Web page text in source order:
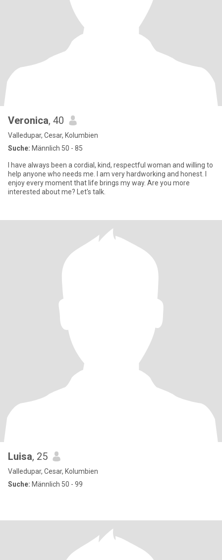
Veronica, 40
Valledupar, Cesar, Kolumbien
Suche: Männlich 50 - 85
I have always been a cordial, kind, respectful woman and willing to
help anyone who needs me. I am very hardworking and honest. I
enjoy every moment that life brings my way. Are you more
interested about me? Let's talk.
Luisa, 25
Valledupar, Cesar, Kolumbien
Suche: Männlich 50 - 99